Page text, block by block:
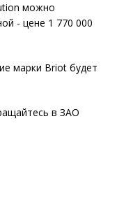
можно
- цене 1 770 000
марки Briot будет
в ЗАО